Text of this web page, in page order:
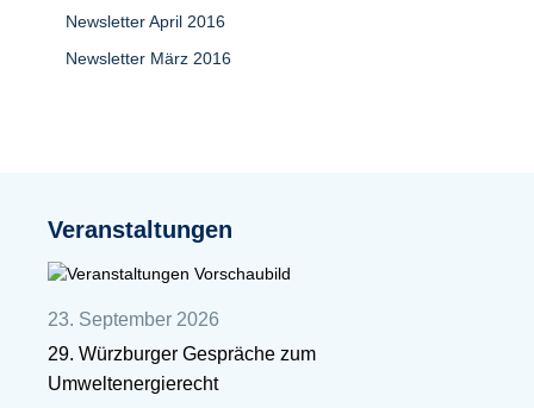
Newsletter April 2016
Newsletter März 2016
Veranstaltungen
23. September 2026
29. Würzburger Gespräche zum
Umweltenergierecht